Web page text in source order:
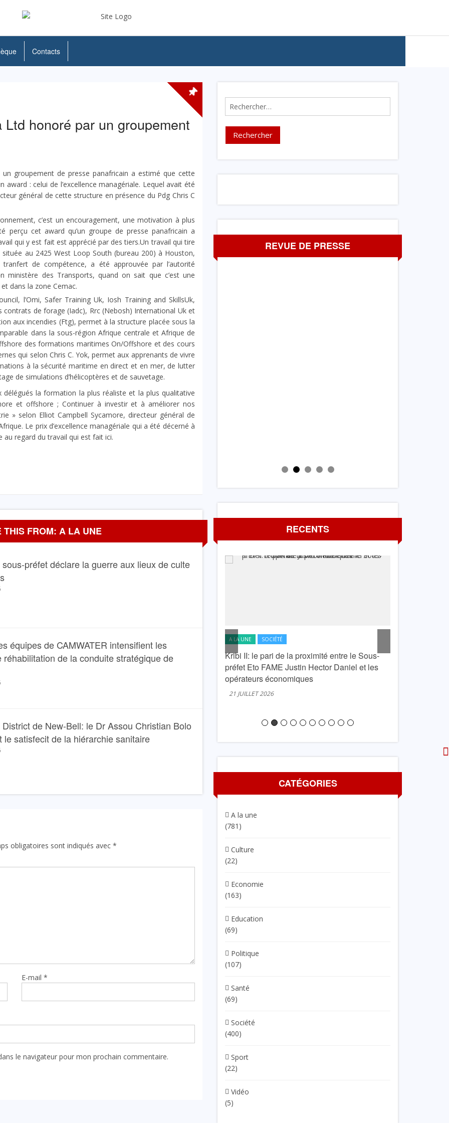
Contacts
honoré par un groupement
groupement de presse panafricain a estimé que cette
: celui de l’excellence managériale. Lequel avait été
général de cette structure en présence du Pdg Chris C
c’est un encouragement, une motivation à plus
perçu cet award qu’un groupe de presse panafricain a
qui y est fait est apprécié par des tiers.Un travail qui tire
au 2425 West Loop South (bureau 200) à Houston,
de compétence, a été approuvée par l’autorité
ministère des Transports, quand on sait que c’est une
dans la zone Cemac.
l’Omi, Safer Training Uk, Iosh Training and SkillsUk,
contrats de forage (Iadc), Rrc (Nebosh) International Uk et
aux incendies (Ftg), permet à la structure placée sous la
dans la sous-région Afrique centrale et Afrique de
des formations maritimes On/Offshore et des cours
qui selon Chris C. Yok, permet aux apprenants de vivre
à la sécurité maritime en direct et en mer, de lutter
de simulations d’hélicoptères et de sauvetage.
délégués la formation la plus réaliste et la plus qualitative
et offshore ; Continuer à investir et à améliorer nos
» selon Elliot Campbell Sycamore, directeur général de
Le prix d’excellence managériale qui a été décerné à
regard du travail qui est fait ici.
THIS FROM: A LA UNE
préfet déclare la guerre aux lieux de culte
équipes de CAMWATER intensifient les
réhabilitation de la conduite stratégique de
de New-Bell: le Dr Assou Christian Bolo
le satisfecit de la hiérarchie sanitaire
obligatoires sont indiqués avec *
E-mail*
le navigateur pour mon prochain commentaire.
Rechercher :
REVUE DE PRESSE
RECENTS
: Un brillant
Bank
Santé: Le plateau technique de l’Hôpital
régional annexe de Kribi bientôt renforcé
A LA UNE SOCIÉTÉ
Kribi II: le pari de la proximité entre le Sous-
préfet Eto FAME Justin Hector Daniel et les
opérateurs économiques
21 JUILLET 2026
CATÉGORIES
A la une
(781)
Culture
(22)
Economie
(163)
Education
(69)
Politique
(107)
Santé
(69)
Société
(400)
Sport
(22)
Vidéo
(5)